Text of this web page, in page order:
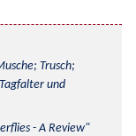
Trusch;
und
- A Review